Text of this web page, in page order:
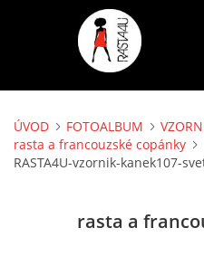
ÚVOD
ÚVOD FOTOALBUM
rasta a francouzské copánky
RASTA4U-vzornik-kanek107-
rasta a